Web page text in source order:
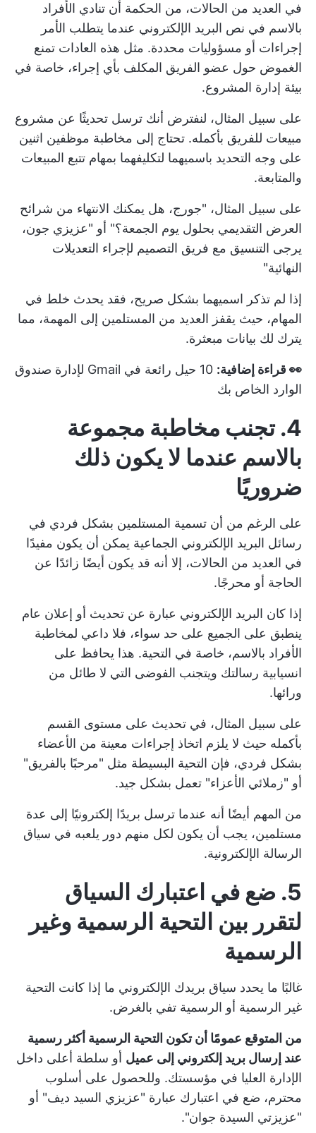
في العديد من الحالات، من الحكمة أن تنادي الأفراد
بالاسم في نص البريد الإلكتروني عندما يتطلب الأمر
إجراءات أو مسؤوليات محددة. مثل هذه العادات تمنع
الغموض حول عضو الفريق المكلف بأي إجراء، خاصة في
بيئة إدارة المشروع.
على سبيل المثال، لنفترض أنك ترسل تحديثًا عن مشروع
مبيعات للفريق بأكمله. تحتاج إلى مخاطبة موظفين اثنين
على وجه التحديد باسميهما لتكليفهما بمهام تتبع المبيعات
والمتابعة.
على سبيل المثال، "جورج، هل يمكنك الانتهاء من شرائح
العرض التقديمي بحلول يوم الجمعة؟" أو "عزيزي جون،
يرجى التنسيق مع فريق التصميم لإجراء التعديلات
النهائية"
إذا لم تذكر اسميهما بشكل صريح، فقد يحدث خلط في
المهام، حيث يقفز العديد من المستلمين إلى المهمة، مما
يترك لك بيانات مبعثرة.
👀 قراءة إضافية:
10 حيل رائعة في Gmail لإدارة صندوق
الوارد الخاص بك
4. تجنب مخاطبة مجموعة
بالاسم عندما لا يكون ذلك
ضروريًا
على الرغم من أن تسمية المستلمين بشكل فردي في
رسائل البريد الإلكتروني الجماعية يمكن أن يكون مفيدًا
في العديد من الحالات، إلا أنه قد يكون أيضًا زائدًا عن
الحاجة أو محرجًا.
إذا كان البريد الإلكتروني عبارة عن تحديث أو إعلان عام
ينطبق على الجميع على حد سواء، فلا داعي لمخاطبة
الأفراد بالاسم، خاصة في التحية. هذا يحافظ على
انسيابية رسالتك ويتجنب الفوضى التي لا طائل من
ورائها.
على سبيل المثال، في تحديث على مستوى القسم
بأكمله حيث لا يلزم اتخاذ إجراءات معينة من الأعضاء
بشكل فردي، فإن التحية البسيطة مثل "مرحبًا بالفريق"
أو "زملائي الأعزاء" تعمل بشكل جيد.
من المهم أيضًا أنه عندما ترسل بريدًا إلكترونيًا إلى عدة
مستلمين، يجب أن يكون لكل منهم دور يلعبه في سياق
الرسالة الإلكترونية.
5. ضع في اعتبارك السياق
لتقرر بين التحية الرسمية وغير
الرسمية
غالبًا ما يحدد سياق بريدك الإلكتروني ما إذا كانت التحية
غير الرسمية أو الرسمية تفي بالغرض.
من المتوقع عمومًا أن تكون التحية الرسمية أكثر رسمية
عند إرسال بريد إلكتروني إلى عميل أو سلطة أعلى داخل
الإدارة العليا في مؤسستك. وللحصول على أسلوب
محترم، ضع في اعتبارك عبارة "عزيزي السيد ديف" أو
"عزيزتي السيدة جوان".